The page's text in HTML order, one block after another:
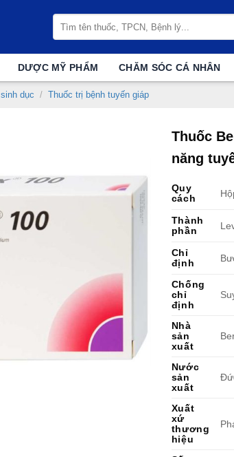
kiếm:
DƯỢC MỸ PHẨM CHĂM SÓC CÁ NHÂN
dục / Thuốc trị bệnh tuyến giáp
Thuốc
năng
Quy
cách
Thành
phần
Chỉ
định
Chống
chỉ
định
Nhà
sản
xuất
Nước
sản
xuất
Xuất
xứ
thương
hiệu